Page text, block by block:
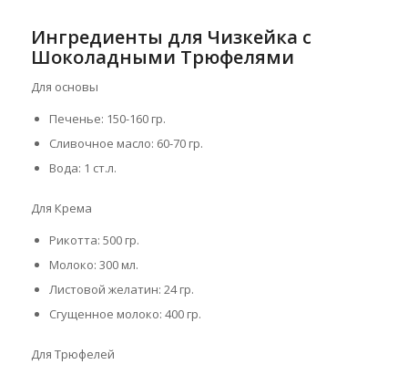
Ингредиенты для Чизкейка с
Шоколадными Трюфелями
Для основы
Печенье: 150-160 гр.
Сливочное масло: 60-70 гр.
Вода: 1 ст.л.
Для Крема
Рикотта: 500 гр.
Молоко: 300 мл.
Листовой желатин: 24 гр.
Сгущенное молоко: 400 гр.
Для Трюфелей